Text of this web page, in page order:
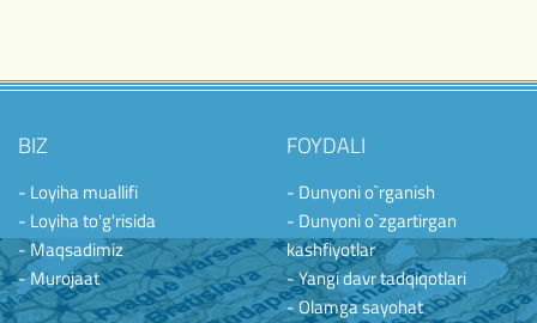
BIZ
- Loyiha muallifi
- Loyiha to'g'risida
- Maqsadimiz
- Murojaat
FOYDALI
- Dunyoni o`rganish
- Dunyoni o`zgartirgan
kashfiyotlar
- Yangi davr tadqiqotlari
- Olamga sayohat